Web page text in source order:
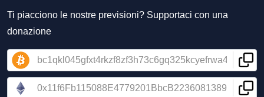
Ti piacciono le nostre previsioni? Supportaci con una
donazione